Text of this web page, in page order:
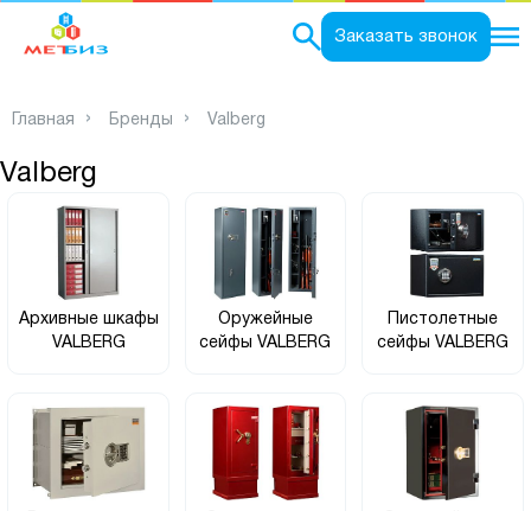
Заказать звонок
Главная Бренды Valberg
Valberg
Архивные шкафы
VALBERG
Оружейные
сейфы VALBERG
Пистолетные
сейфы VALBERG